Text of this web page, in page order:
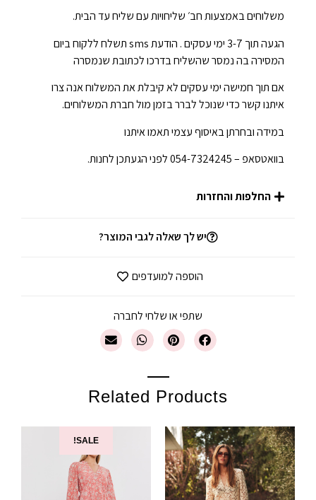
משלוחים באמצעות חב׳ שליחויות עם שליח עד הבית.
הגעה תוך 3-7 ימי עסקים . הודעת sms תשלח ללקוח ביום
המסירה בה נמסר שהשליח בדרכו לכתובת שנמסרה
אם תוך חמישה ימי עסקים לא קיבלת את המשלוח אנה צרו
איתנו קשר כדי שנוכל לברר בזמן מול חברת המשלוחים.
במידה ובחרתן באיסוף עצמי תאמו איתנו
בוואטסאפ – 054-7324245 לפני הגעתכן לחנות.
החלפות והחזרות
יש לך שאלה לגבי המוצר?
הוספה למועדפים
שתפי או שלחי לחברה
Related Products
SALE!